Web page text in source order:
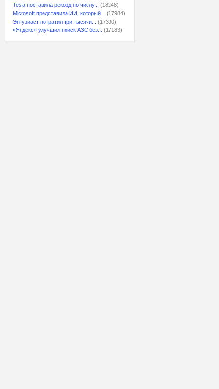
Tesla поставила рекорд по числу...
(18248)
Microsoft представила ИИ, который...
(17984)
Энтузиаст потратил три тысячи...
(17390)
«Яндекс» улучшил поиск АЗС без...
(17183)